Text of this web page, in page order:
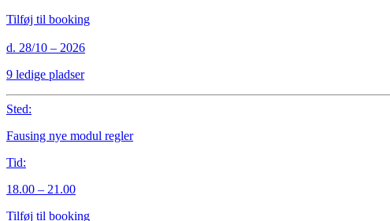
Tilføj til booking
d. 28/10 – 2026
9 ledige pladser
Sted:
Fausing nye modul regler
Tid:
18.00 – 21.00
Tilføj til booking